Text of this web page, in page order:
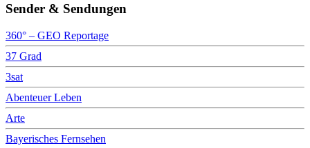
Sender & Sendungen
360° – GEO Reportage
37 Grad
3sat
Abenteuer Leben
Arte
Bayerisches Fernsehen